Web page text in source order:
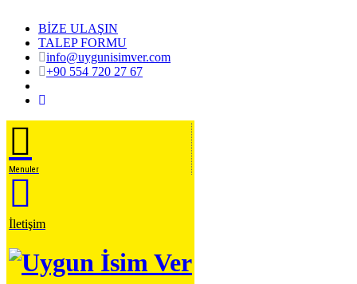
BİZE ULAŞIN
TALEP FORMU
info@uygunisimver.com
+90 554 720 27 67
Menuler
İletişim